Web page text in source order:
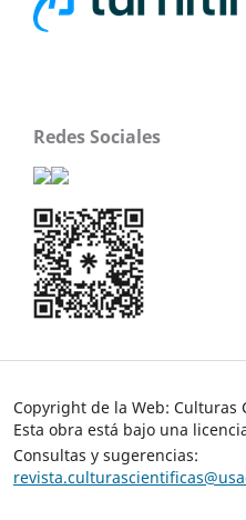
Redes Sociales
Copyright de la Web: Culturas
Esta obra está bajo una
Consultas y sugerencias: